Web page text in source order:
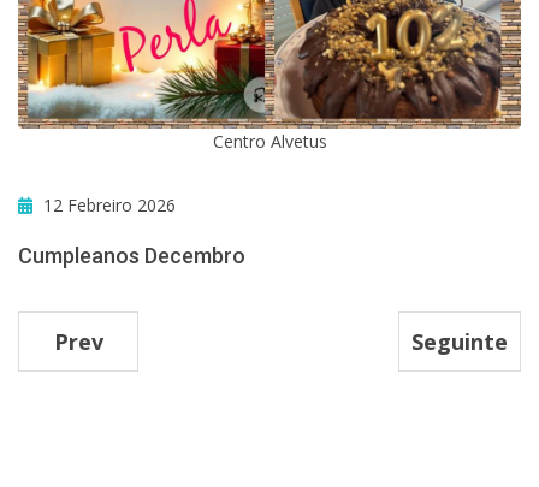
Centro Alvetus
12 Febreiro 2026
Cumpleanos Decembro
Prev Seguinte